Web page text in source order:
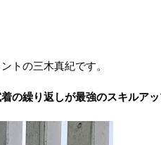
トの三木真紀です。
の繰り返しが最強のスキルアッ